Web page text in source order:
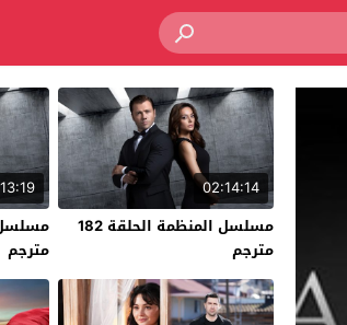
02:14:14
مسلسل المنظمة الحلقة 182
مترجم
مترجم